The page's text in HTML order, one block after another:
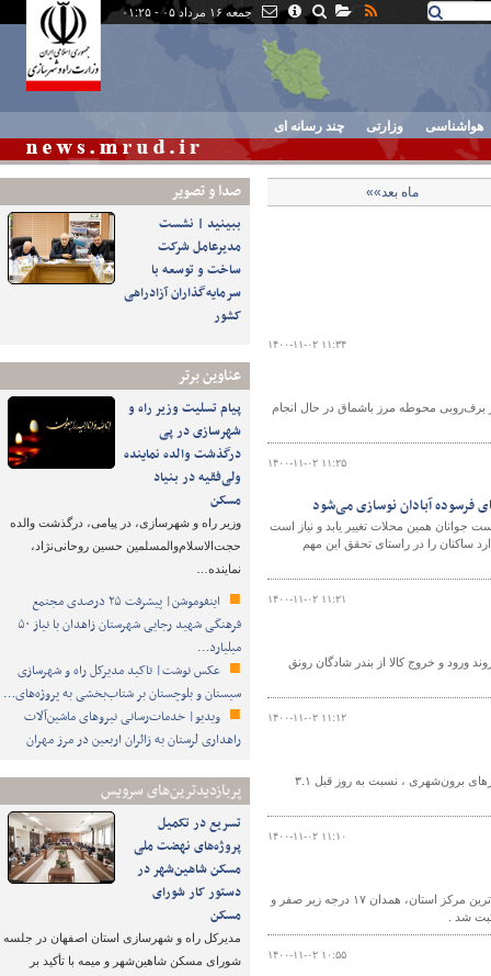
جمعه ۱۶ مرداد ۰۵ - ۰۱:۲۵
هواشناسی وزارتی چند رسانه ای
صدا و تصوير
ببینید | نشست
مدیرعامل شرکت
ساخت و توسعه با
سرمایه‌گذاران آزادراهی
کشور
عناوین برتر
پیام تسلیت وزیر راه و
شهرسازی در پی
درگذشت والده نماینده
ولی‌فقیه در بنیاد
مسکن
وزیر راه و شهرسازی، در پیامی، درگذشت والده
حجت‌الاسلام‌والمسلمین حسین روحانی‌نژاد،
نماینده…
اینفوموشن| پیشرفت ۲۵ درصدی مجتمع
فرهنگی شهید رجایی شهرستان زاهدان با نیاز ۵۰
میلیارد…
عکس نوشت| تاکید مدیرکل راه و شهرسازی
سیستان و بلوچستان بر شتاب‌بخشی به پروژه‌های…
ویدیو| خدمات‌رسانی نیروهای ماشین‌آلات
راهداری لرستان به زائران اربعین در مرز مهران
پربازدیدترین‌های سرویس
تسریع در تکمیل
پروژه‌های نهضت ملی
مسکن شاهین‌شهر در
دستور کار شورای
مسکن
مدیرکل راه و شهرسازی استان اصفهان در جلسه
شورای مسکن شاهین‌شهر و میمه با تأکید بر
ماه بعد»»
۱۴۰۰-۱۱-۰۲ ۱۱:۳۴
محوطه مرز باشماق در حال انجام
۱۴۰۰-۱۱-۰۲ ۱۱:۲۵
همین محلات تغییر یابد و نیاز است
ساکنان را در راستای تحقق این مهم
۱۴۰۰-۱۱-۰۲ ۱۱:۲۱
ورود و خروج کالا از بندر شادگان رونق
۱۴۰۰-۱۱-۰۲ ۱۱:۱۲
طی شبانه ‌روز گذشته ، براساس آخرين اطلاعات دريافتی از ۲۱۸۸ ترددشمار فعال در محورهای برون‌شهری ، نسبت به روز قبل ۳.۱
۱۴۰۰-۱۱-۰۲ ۱۱:۱۰
کارشناس سازمان هواشناسی گفت: زنجان و سنندج با دمای حداقل ۲۱ درجه زیر صفرسردترین مرکز استان، همدان ۱۷ درجه زیر صفر و
۱۴۰۰-۱۱-۰۲ ۱۰:۵۵